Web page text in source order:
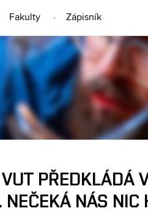
Fakulty Zápisník
LIDÉ
PŘEDKLÁDÁ
NÁS NIC